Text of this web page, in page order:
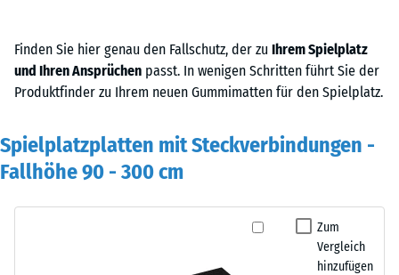
Finden Sie hier genau den Fallschutz, der zu Ihrem Spielplatz
und Ihren Ansprüchen passt. In wenigen Schritten führt Sie der
Produktfinder zu Ihrem neuen Gummimatten für den Spielplatz.
Spielplatzplatten mit Steckverbindungen -
Fallhöhe 90 - 300 cm
Zum
Vergleich
hinzufügen